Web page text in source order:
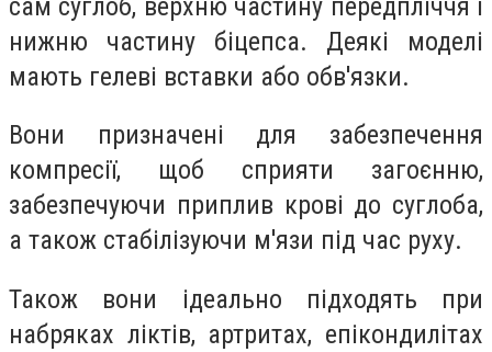
нижню частину біцепса. Деякі моделі
мають гелеві вставки або обв'язки.
Вони призначені для забезпечення
компресії, щоб сприяти загоєнню,
забезпечуючи приплив крові до суглоба,
а також стабілізуючи м'язи під час руху.
Також вони ідеально підходять при
набряках ліктів, артритах, епікондилітах